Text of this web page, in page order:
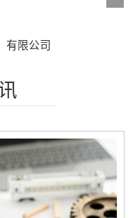
有限公司
司
有限公司
限公司
公司
限公司
有限公司
有限公司
司